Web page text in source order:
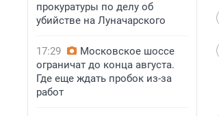
прокуратуры по делу об
убийстве на Луначарского
17:29
Московское шоссе
ограничат до конца августа.
Где еще ждать пробок из-за
работ